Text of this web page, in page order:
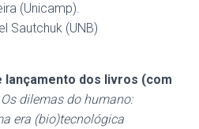
(Unicamp).
Sautchuk (UNB)
lançamento dos livros (com
Os dilemas do humano:
era (bio)tecnológica